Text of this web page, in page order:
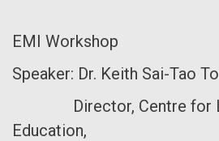
EMI Workshop
Speaker: Dr. Keith Sai-Tao
Director, Centre for
Education,